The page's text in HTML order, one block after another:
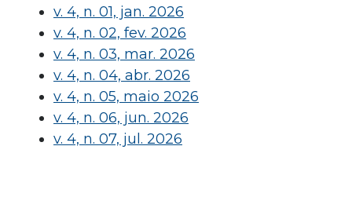
v. 4, n. 01, jan. 2026
v. 4, n. 02, fev. 2026
v. 4, n. 03, mar. 2026
v. 4, n. 04, abr. 2026
v. 4, n. 05, maio 2026
v. 4, n. 06, jun. 2026
v. 4, n. 07, jul. 2026